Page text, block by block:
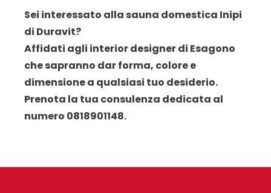
Sei interessato alla sauna domestica Inipi
di Duravit?
Affidati agli interior designer di Esagono
che sapranno dar forma, colore e
dimensione a qualsiasi tuo desiderio.
Prenota la tua consulenza dedicata al
numero 0818901148.